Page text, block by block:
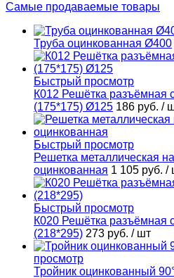
Самые продаваемые товары
Труба оцинкованная Ø400
Быстрый просмотр
К012 Решётка разъёмная
(175*175) Ø125 186 руб. /
Быстрый просмотр
Решетка металлическая
оцинкованная 1 105 руб. /
Быстрый просмотр
К020 Решётка разъёмная
(218*295) 273 руб. / шт
просмотр
Тройник оцинкованный